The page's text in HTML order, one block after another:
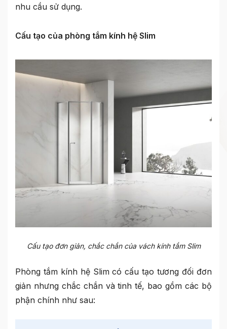
nhu cầu sử dụng.
Cấu tạo của phòng tắm kính hệ Slim
Cấu tạo đơn giản, chắc chắn của vách kính tắm Slim
Phòng tắm kính hệ Slim có cấu tạo tương đối đơn
giản nhưng chắc chắn và tinh tế, bao gồm các bộ
phận chính như sau: